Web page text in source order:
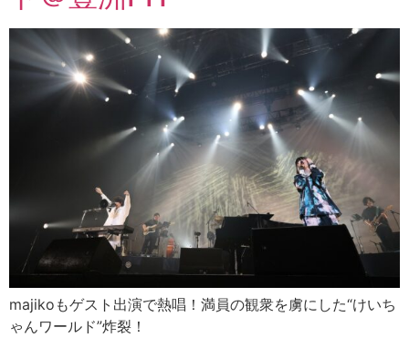
majikoもゲスト出演で熱唱！満員の観衆を虜にした“けいち
ゃんワールド”炸裂！